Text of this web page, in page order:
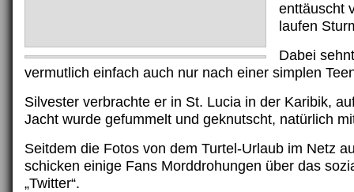
enttäuscht
laufen
Dabei
vermutlich einfach auch nur nach einer simplen
Silvester verbrachte er in St. Lucia in der Karibik,
Jacht wurde gefummelt und geknutscht, natürlich
Seitdem die Fotos von dem Turtel-Urlaub im Netz
schicken einige Fans Morddrohungen über das
„Twitter“.